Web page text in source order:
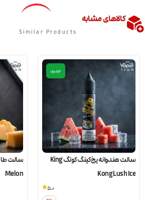
کالاهای مشابه
Similar Products
جدید
سالت هندوانه یخ کینگ کونگ King
Kong Lush Ice
5.0
Melon